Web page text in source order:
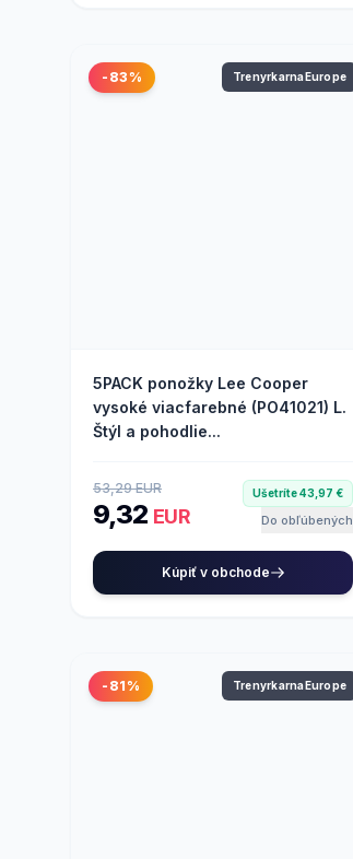
-83% TrenyrkarnaEurope
5PACK ponožky Lee Cooper
vysoké viacfarebné (PO41021) L.
Štýl a pohodlie...
53,29 EUR
9,32 EUR
Ušetríte 43,97 €
Do obľúbených
Kúpiť v obchode
-81% TrenyrkarnaEurope